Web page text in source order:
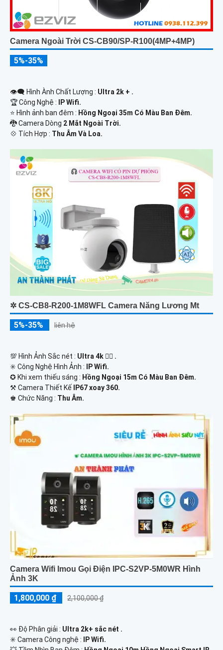
Camera Ngoài Trời CS-CB90/SP-R100(4MP+4MP)
5%-35%
👁️‍🗨 Hình Ành Chất Lượng : Ultra 2k + .
🏆 Công Nghệ :
IP Wifi.
⭐ Hình ảnh ban đêm : Hồng Ngoại 35m Có Màu Ban Ðêm.
🐉️ Camera Dòng 2 Mắt Ngoài Trời.
️💠 Tích Hợp : Thu Âm Và Loa.
✲ CS-CB8-R200-1M8WFL Camera Năng Lương Mt
5%-35% liên hệ
💯 Hình Ảnh Sắc nét : Ultra 4k 👍🏾 .
✳️ Công Nghệ Hình Ảnh : IP Wifi.
✪ Khi xem thiếu sáng : Hồng Ngoại 15m Có Màu Ban Ðêm.
⚒ Camera Thiết Kế IP67 xoay 360.
️♚ Chức Năng : Thu Âm.
Camera Wifi Imou Gọi Điện IPC-S2VP-5M0WR Hình
Ảnh 3K
1,800,000 ₫ 2,100,000 ₫
️👀 Độ Phân giải : Ultra 2k+ sắc nét .
✳️ Camera Công nghệ :
IP Wifi.